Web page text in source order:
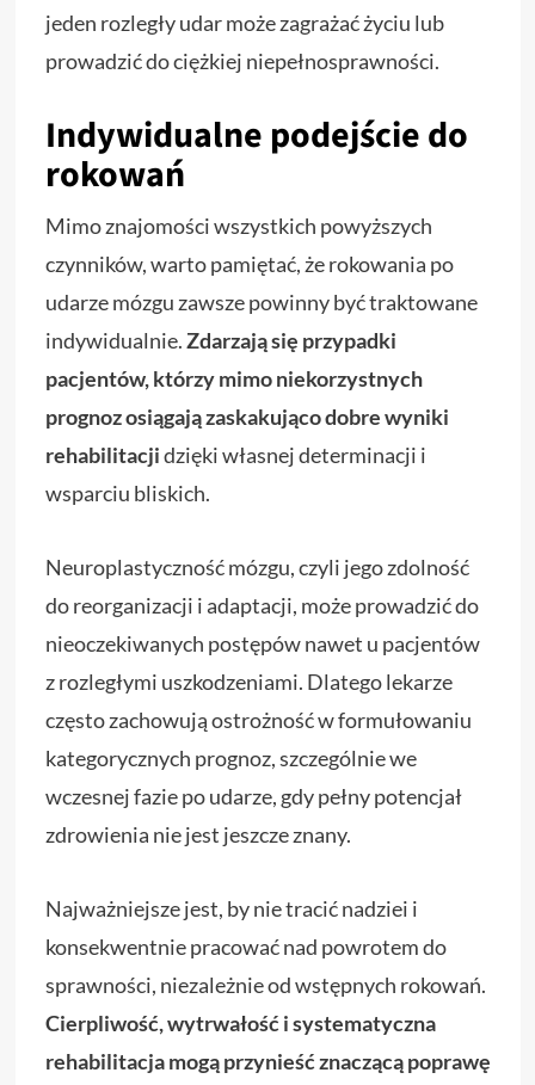
jeden rozległy udar może zagrażać życiu lub
prowadzić do ciężkiej niepełnosprawności.
Indywidualne podejście do
rokowań
Mimo znajomości wszystkich powyższych
czynników, warto pamiętać, że rokowania po
udarze mózgu zawsze powinny być traktowane
indywidualnie.Zdarzają się przypadki
pacjentów, którzy mimo niekorzystnych
prognoz osiągają zaskakująco dobre wyniki
rehabilitacjidzięki własnej determinacji i
wsparciu bliskich.
Neuroplastyczność mózgu, czyli jego zdolność
do reorganizacji i adaptacji, może prowadzić do
nieoczekiwanych postępów nawet u pacjentów
z rozległymi uszkodzeniami. Dlatego lekarze
często zachowują ostrożność w formułowaniu
kategorycznych prognoz, szczególnie we
wczesnej fazie po udarze, gdy pełny potencjał
zdrowienia nie jest jeszcze znany.
Najważniejsze jest, by nie tracić nadziei i
konsekwentnie pracować nad powrotem do
sprawności, niezależnie od wstępnych rokowań.
Cierpliwość, wytrwałość i systematyczna
rehabilitacja mogą przynieść znaczącą poprawę